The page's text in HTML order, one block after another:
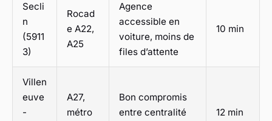
Secli
n
(5911
3)
Rocad
e A22,
A25
Agence
accessible en
voiture, moins de
files d’attente
10 min
Villen
euve
-
A27,
métro
Bon compromis
entre centralité
12 min